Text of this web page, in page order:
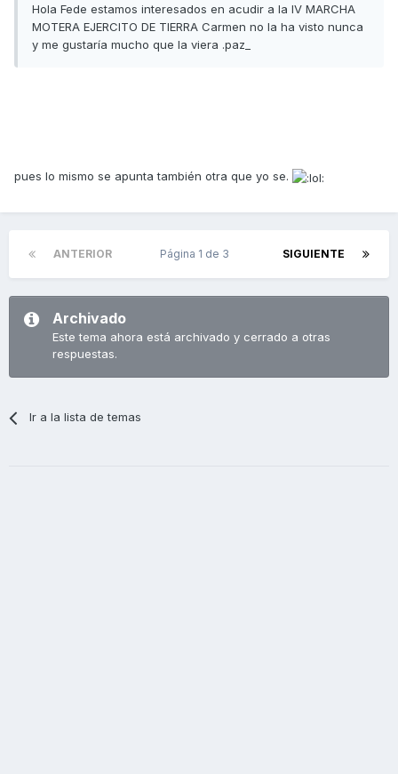
Hola Fede estamos interesados en acudir a la IV MARCHA
MOTERA EJERCITO DE TIERRA Carmen no la ha visto nunca
y me gustaría mucho que la viera .paz_
pues lo mismo se apunta también otra que yo se.
ANTERIOR SIGUIENTE
Página 1 de 3
Archivado
Este tema ahora está archivado y cerrado a otras
respuestas.
Ir a la lista de temas